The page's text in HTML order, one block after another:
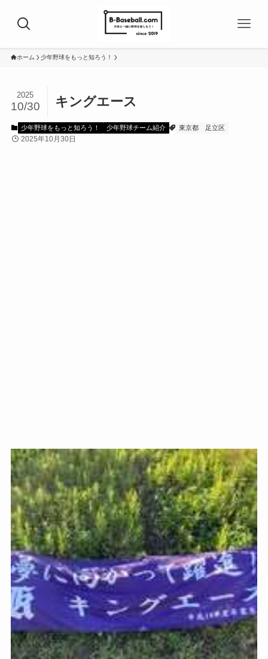
ホーム 少年野球をもっと知ろう！
キングエース
2025
10/30
少年野球をもっと知ろう！ 少年野球チーム紹介 東京都 足立区
2025年10月30日